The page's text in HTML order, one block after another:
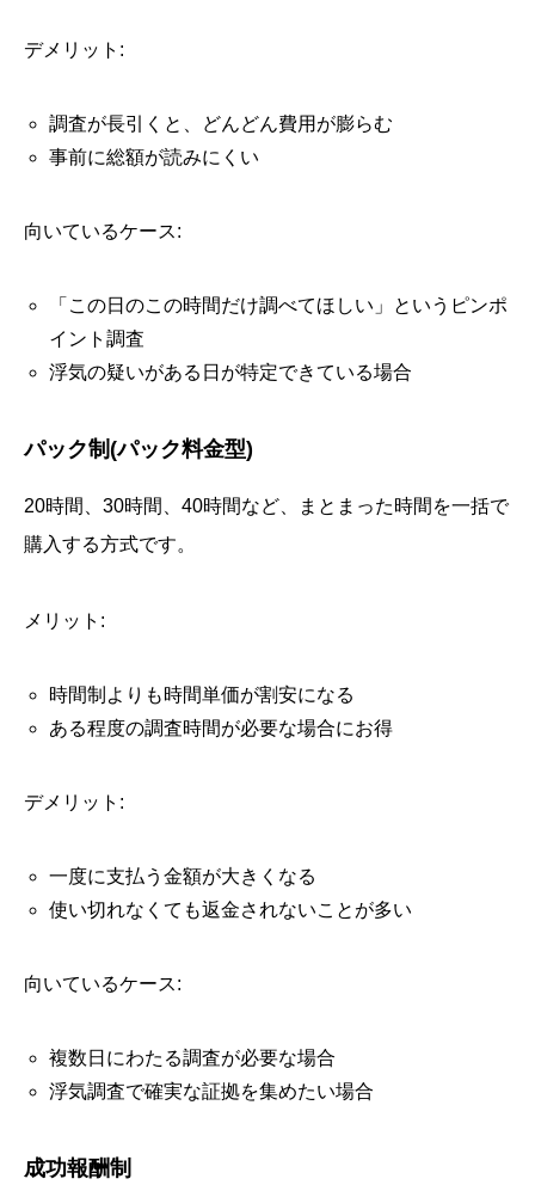
デメリット:
調査が長引くと、どんどん費用が膨らむ
事前に総額が読みにくい
向いているケース:
「この日のこの時間だけ調べてほしい」というピンポ
イント調査
浮気の疑いがある日が特定できている場合
パック制(パック料金型)
20時間、30時間、40時間など、まとまった時間を一括で
購入する方式です。
メリット:
時間制よりも時間単価が割安になる
ある程度の調査時間が必要な場合にお得
デメリット:
一度に支払う金額が大きくなる
使い切れなくても返金されないことが多い
向いているケース:
複数日にわたる調査が必要な場合
浮気調査で確実な証拠を集めたい場合
成功報酬制